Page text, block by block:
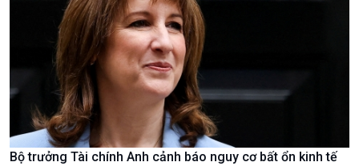
Bộ trưởng Tài chính Anh cảnh báo nguy cơ bất ổn kinh tế